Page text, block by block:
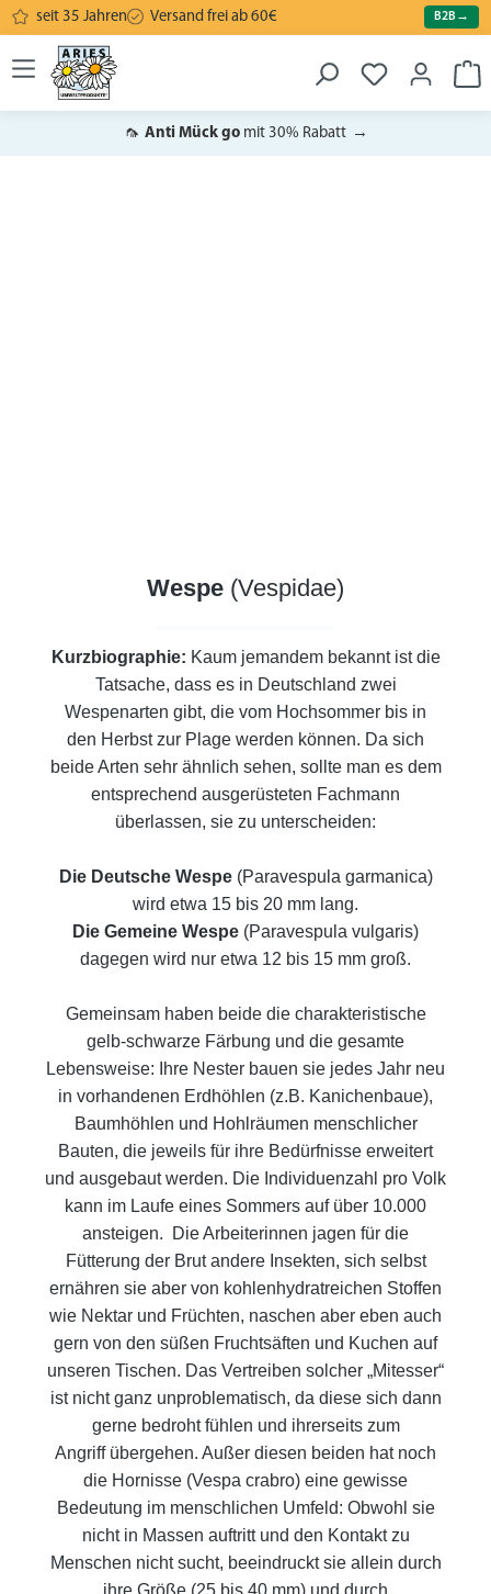
springen
seit 35 Jahren Versand frei ab 60€ B2B→
🦟 Anti Mück go mit 30% Rabatt →
Wespe (Vespidae)
Kurzbiographie: Kaum jemandem bekannt ist die
Tatsache, dass es in Deutschland zwei
Wespenarten gibt, die vom Hochsommer bis in
den Herbst zur Plage werden können. Da sich
beide Arten sehr ähnlich sehen, sollte man es dem
entsprechend ausgerüsteten Fachmann
überlassen, sie zu unterscheiden:
Die Deutsche Wespe (Paravespula garmanica)
wird etwa 15 bis 20 mm lang.
Die Gemeine Wespe (Paravespula vulgaris)
dagegen wird nur etwa 12 bis 15 mm groß.
Gemeinsam haben beide die charakteristische
gelb-schwarze Färbung und die gesamte
Lebensweise: Ihre Nester bauen sie jedes Jahr neu
in vorhandenen Erdhöhlen (z.B. Kanichenbaue),
Baumhöhlen und Hohlräumen menschlicher
Bauten, die jeweils für ihre Bedürfnisse erweitert
und ausgebaut werden. Die Individuenzahl pro Volk
kann im Laufe eines Sommers auf über 10.000
ansteigen. Die Arbeiterinnen jagen für die
Fütterung der Brut andere Insekten, sich selbst
ernähren sie aber von kohlenhydratreichen Stoffen
wie Nektar und Früchten, naschen aber eben auch
gern von den süßen Fruchtsäften und Kuchen auf
unseren Tischen. Das Vertreiben solcher „Mitesser“
ist nicht ganz unproblematisch, da diese sich dann
gerne bedroht fühlen und ihrerseits zum
Angriffübergehen. Außer diesen beiden hat noch
die Hornisse (Vespa crabro) eine gewisse
Bedeutung im menschlichen Umfeld: Obwohl sie
nicht in Massen auftritt und den Kontakt zu
Menschen nicht sucht, beeindruckt sie allein durch